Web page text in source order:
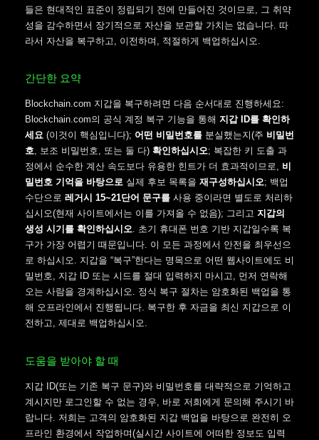
들은 현대적인 표준이 정립되기 전에 만들어진 것이므로, 그 취약
성을 감수하면서 장기적으로 자산을 보관할 가치는 없습니다. 따
라서 자산을 복구하고, 이전하며, 적절하게 백업하십시오.
간단한 요약
Blockchain.com 지갑을 복구하려면 다음 순서대로 진행하세요:
Blockchain.com의 공식 계정 복구 기능을 통해 지갑 ID를 확인하
세요 (이것이 핵심입니다); 어떤 비밀번호를 분실했는지(주 비밀번
호, 보조 비밀번호, 또는 둘 다) 확인하십시오; 복잡한 키 도출 과
정에서 순수한 계산 속도보다 유용한 힌트가 더 효과적이므로, 비
밀번호 기억을 바탕으로 실제 후보 목록을 재구성하십시오; 백업
수단으로 레거시 15~21단어 문구를 사용 중이라면 별도로 처리하
십시오(현재 사이트에서는 이를 가져올 수 없음); 그리고 지갑의
생성 시기를 확인하십시오. 초기 휴대폰 번호 기반 지갑일수록 복
구가 가장 어렵기 때문입니다. 이 모든 과정에서 안전을 최우선으
로 하십시오. 지갑을 “복구”한다는 명목으로 어떤 웹사이트에도 비
밀번호, 지갑 ID 또는 시드를 절대 입력하지 마시고, 먼저 연락해
오는 사람을 경계하십시오. 정식 복구 절차는 암호화된 백업을 통
해 오프라인에서 진행됩니다. 복구한 후 자금을 최신 지갑으로 이
전하고, 제대로 백업하십시오.
도움을 받아야 할 때
지갑 ID(또는 기존 복구 문구)와 비밀번호를 대략적으로 기억하고
계시지만 로그인할 수 없는 경우, 바로 저희에게 문의해 주시기 바
랍니다. 저희는 고객의 암호화된 지갑 백업을 바탕으로 완전히 오
프라인 환경에서 작업하며(실시간 사이트에 어떠한 정보도 입력